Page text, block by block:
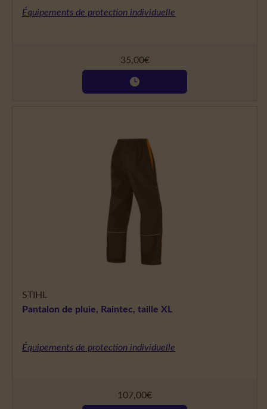
Équipements de protection individuelle
35,00€
STIHL
Pantalon de pluie, Raintec, taille XL
Équipements de protection individuelle
107,00€